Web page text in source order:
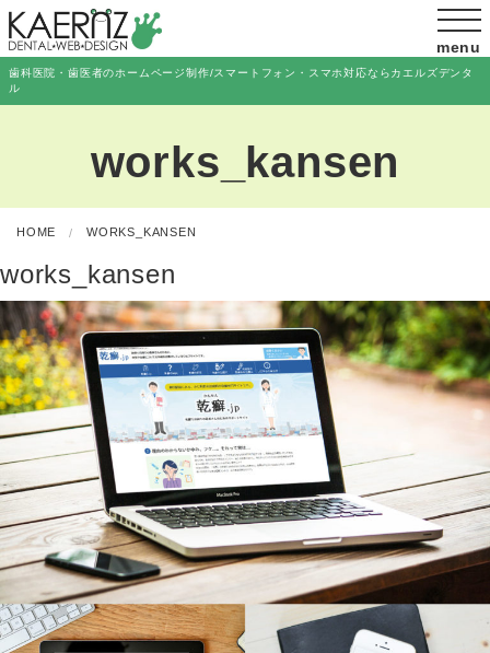
menu
歯科医院・歯医者のホームページ制作/スマートフォン・スマホ対応ならカエルズデンタ
ル
works_kansen
HOME WORKS_KANSEN
works_kansen